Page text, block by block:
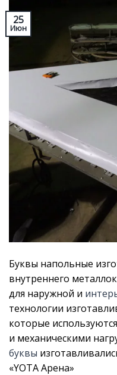
25
Июн
Буквы напольные
внутреннего
для наружной и
технологии
которые
и механическими
буквы
«YOTA Арена»